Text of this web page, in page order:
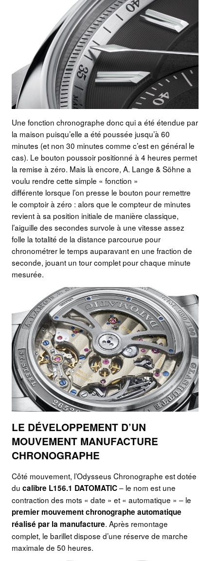
Une fonction chronographe donc qui a été étendue par
la maison puisqu’elle a été poussée jusqu’à 60
minutes (et non 30 minutes comme c’est en général le
cas). Le bouton poussoir positionné à 4 heures permet
la remise à zéro. Mais là encore, A. Lange & Söhne a
voulu rendre cette simple « fonction »
différente lorsque l’on presse le bouton pour remettre
le comptoir à zéro : alors que le compteur de minutes
revient à sa position initiale de manière classique,
l’aiguille des secondes survole à une vitesse assez
folle la totalité de la distance parcourue pour
chronométrer le temps auparavant en une fraction de
seconde, jouant un tour complet pour chaque minute
mesurée.
LE DÉVELOPPEMENT D’UN
MOUVEMENT MANUFACTURE
CHRONOGRAPHE
Côté mouvement, l’Odysseus Chronographe est dotée
du calibre L156.1 DATOMATIC– le nom est une
contraction des mots « date » et « automatique » – le
premier mouvement chronographe automatique
réalisé par la manufacture. Après remontage
complet, le barillet dispose d’une réserve de marche
maximale de 50 heures.